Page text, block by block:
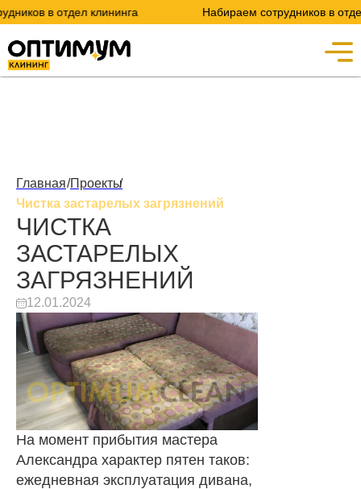
в отдел клининга Набираем сотрудников в отдел
Главная/Проекты/
Чистка застарелых загрязнений
ЧИСТКА
ЗАСТАРЕЛЫХ
ЗАГРЯЗНЕНИЙ
12.01.2024
На момент прибытия мастера
Александра характер пятен таков:
ежедневная эксплуатация дивана,